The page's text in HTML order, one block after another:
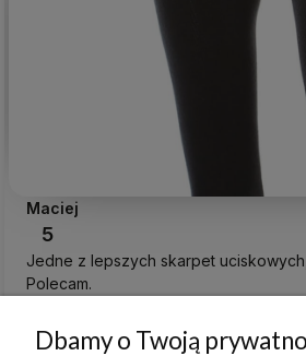
Maciej
5
Jedne z lepszych skarpet
Polecam.
0
0
Dbamy o Twoją